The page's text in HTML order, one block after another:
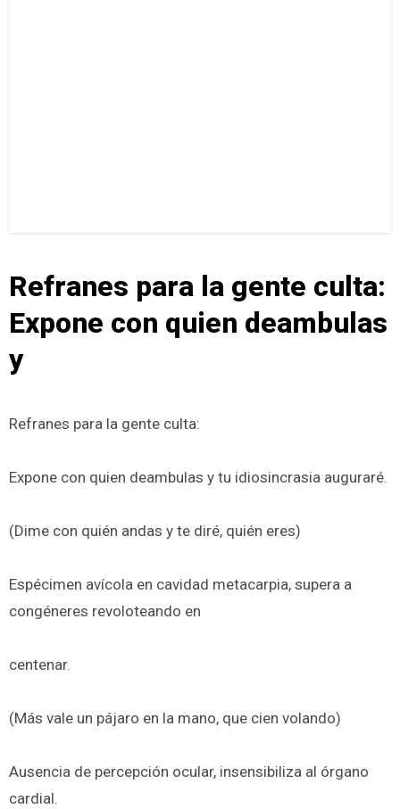
Refranes para la gente culta:
Expone con quien deambulas
y
Refranes para la gente culta:
Expone con quien deambulas y tu idiosincrasia auguraré.
(Dime con quién andas y te diré, quién eres)
Espécimen avícola en cavidad metacarpia, supera a
congéneres revoloteando en
centenar.
(Más vale un pájaro en la mano, que cien volando)
Ausencia de percepción ocular, insensibiliza al órgano
cardial.